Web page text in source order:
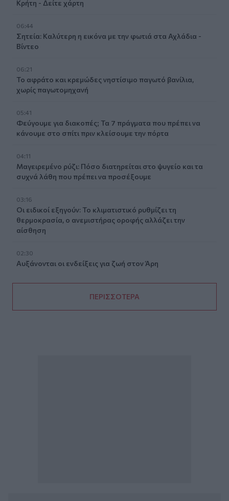
Κρήτη - Δείτε χάρτη
06:44
Σητεία: Καλύτερη η εικόνα με την φωτιά στα Αχλάδια -
Βίντεο
06:21
Το αφράτο και κρεμώδες νηστίσιμο παγωτό βανίλια,
χωρίς παγωτομηχανή
05:41
Φεύγουμε για διακοπές; Τα 7 πράγματα που πρέπει να
κάνουμε στο σπίτι πριν κλείσουμε την πόρτα
04:11
Μαγειρεμένο ρύζι: Πόσο διατηρείται στο ψυγείο και τα
συχνά λάθη που πρέπει να προσέξουμε
03:16
Οι ειδικοί εξηγούν: Το κλιματιστικό ρυθμίζει τη
θερμοκρασία, ο ανεμιστήρας οροφής αλλάζει την
αίσθηση
02:30
Αυξάνονται οι ενδείξεις για ζωή στον Άρη
ΠΕΡΙΣΣΟΤΕΡΑ